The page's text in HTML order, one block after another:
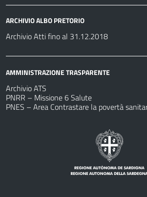
ARCHIVIO ALBO PRETORIO
Archivio Atti fino al 31.12.2018
AMMINISTRAZIONE TRASPARENTE
Archivio ATS
PNRR – Missione 6 Salute
PNES – Area Contrastare la povertà